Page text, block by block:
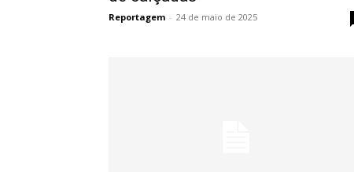
Reportagem - 24 de maio de 2025